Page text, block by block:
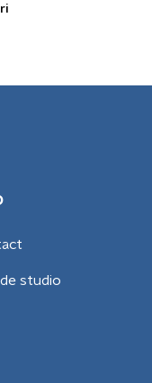
studio